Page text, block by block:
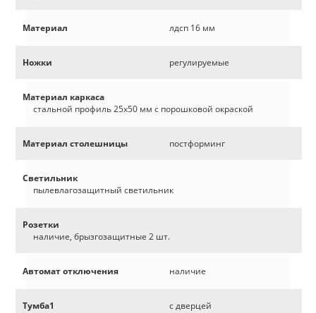
Материал лдсп 16 мм
Ножки регулируемые
Материал каркаса
стальной профиль 25х50 мм с порошковой окраской
Материал столешницы постформинг
Светильник
пылевлагозащитный светильник
Розетки
наличие, брызгозащитные 2 шт.
Автомат отключения наличие
Тумба1 с дверцей